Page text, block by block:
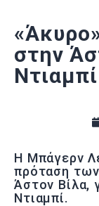
στην
Ντιαμπί
Η Μπάγερν
πρόταση
Άστον Βίλα,
Ντιαμπί.